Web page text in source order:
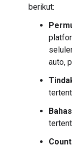
berikut:
auto,